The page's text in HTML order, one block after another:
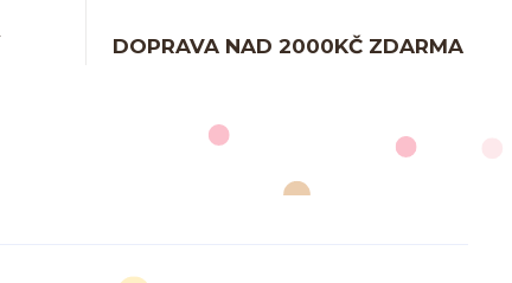
DOPRAVA NAD 2000KČ ZDARMA